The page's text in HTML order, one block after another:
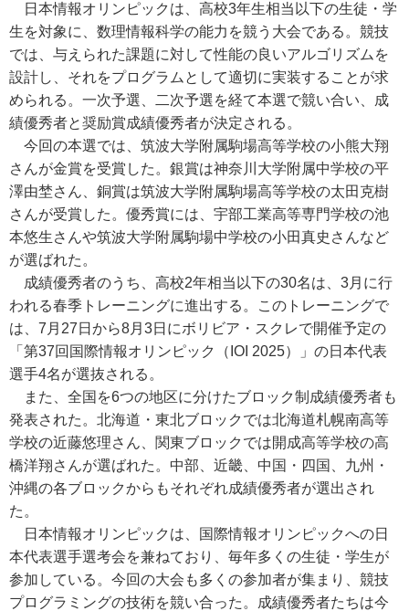
日本情報オリンピックは、高校3年生相当以下の生徒・学
生を対象に、数理情報科学の能力を競う大会である。競技
では、与えられた課題に対して性能の良いアルゴリズムを
設計し、それをプログラムとして適切に実装することが求
められる。一次予選、二次予選を経て本選で競い合い、成
績優秀者と奨励賞成績優秀者が決定される。
今回の本選では、筑波大学附属駒場高等学校の小熊大翔
さんが金賞を受賞した。銀賞は神奈川大学附属中学校の平
澤由埜さん、銅賞は筑波大学附属駒場高等学校の太田克樹
さんが受賞した。優秀賞には、宇部工業高等専門学校の池
本悠生さんや筑波大学附属駒場中学校の小田真史さんなど
が選ばれた。
成績優秀者のうち、高校2年相当以下の30名は、3月に行
われる春季トレーニングに進出する。このトレーニングで
は、7月27日から8月3日にボリビア・スクレで開催予定の
「第37回国際情報オリンピック（IOI 2025）」の日本代表
選手4名が選抜される。
また、全国を6つの地区に分けたブロック制成績優秀者も
発表された。北海道・東北ブロックでは北海道札幌南高等
学校の近藤悠理さん、関東ブロックでは開成高等学校の高
橋洋翔さんが選ばれた。中部、近畿、中国・四国、九州・
沖縄の各ブロックからもそれぞれ成績優秀者が選出され
た。
日本情報オリンピックは、国際情報オリンピックへの日
本代表選手選考会を兼ねており、毎年多くの生徒・学生が
参加している。今回の大会も多くの参加者が集まり、競技
プログラミングの技術を競い合った。成績優秀者たちは今